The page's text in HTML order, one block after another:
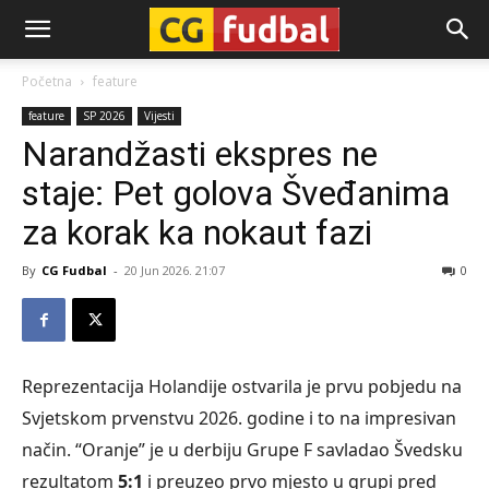
CG-
Fudbal
Početna feature
feature SP 2026 Vijesti
Narandžasti ekspres ne
staje: Pet golova Šveđanima
za korak ka nokaut fazi
By CG Fudbal - 20 Jun 2026. 21:07 0
Reprezentacija Holandije ostvarila je prvu pobjedu na
Svjetskom prvenstvu 2026. godine i to na impresivan
način. “Oranje” je u derbiju Grupe F savladao Švedsku
rezultatom 5:1 i preuzeo prvo mjesto u grupi pred